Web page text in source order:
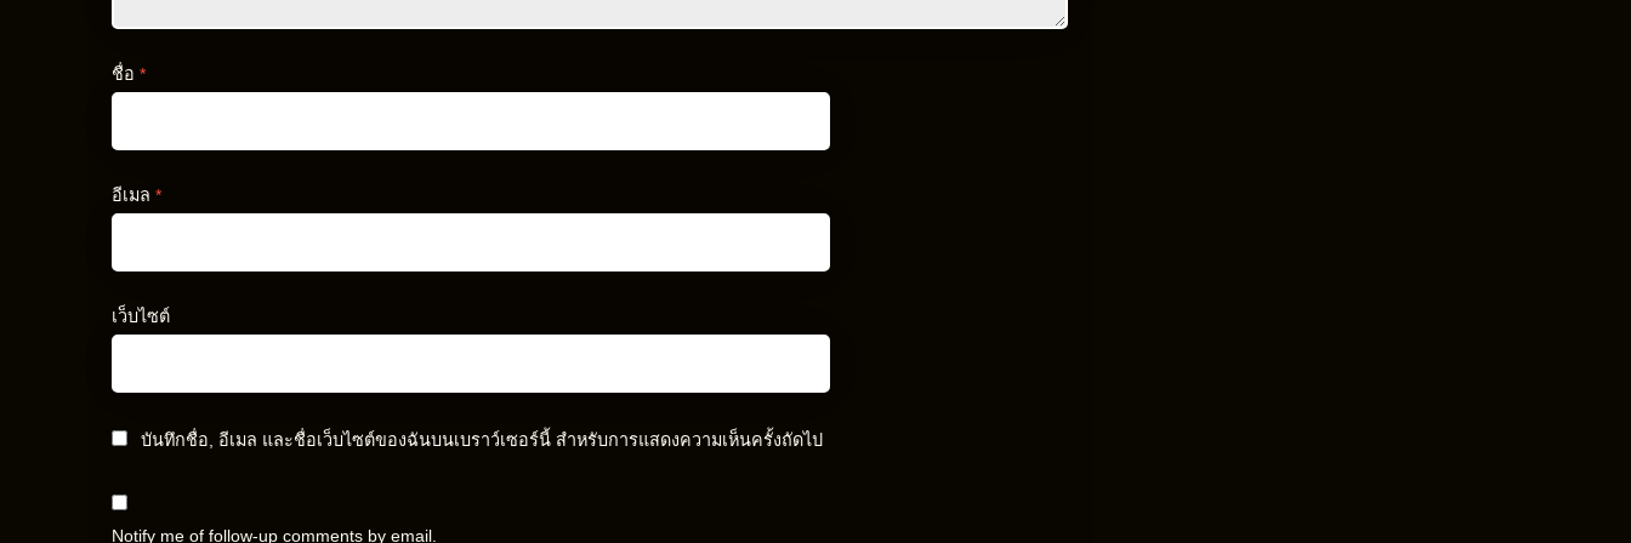
ชื่อ *
อีเมล *
เว็บไซต์
บันทึกชื่อ, อีเมล และชื่อเว็บไซต์ของฉันบนเบราว์เซอร์นี้ สำหรับการแสดงความเห็นครั้งถัดไป
Notify me of follow-up comments by email.